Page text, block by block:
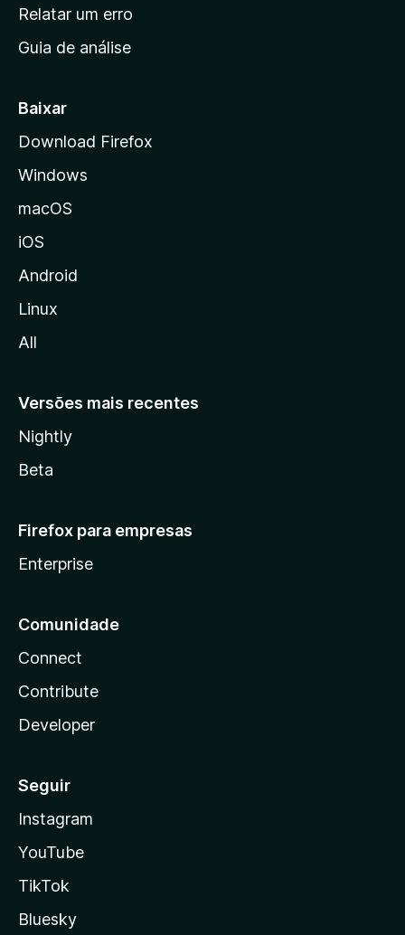
n
c
a
d
a
M
z
i
l
a
Relatar um erro
Guia de análise
Baixar
Download Firefox
Windows
macOS
iOS
Android
Linux
All
Versões mais recentes
Nightly
Beta
Firefox para empresas
Enterprise
Comunidade
Connect
Contribute
Developer
Seguir
Instagram
YouTube
TikTok
Bluesky